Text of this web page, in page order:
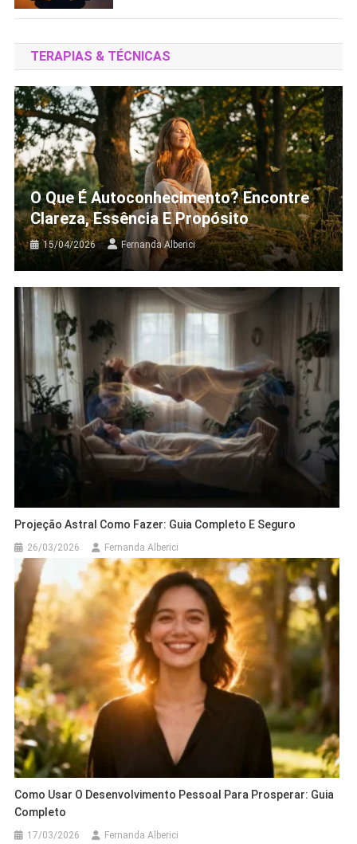
TERAPIAS & TÉCNICAS
O Que É Autoconhecimento? Encontre
Clareza, Essência E Propósito
15/04/2026 Fernanda Alberici
Projeção Astral Como Fazer: Guia Completo E Seguro
26/03/2026 Fernanda Alberici
Como Usar O Desenvolvimento Pessoal Para Prosperar: Guia
Completo
17/03/2026 Fernanda Alberici